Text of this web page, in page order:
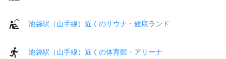
池袋駅（山手線）近くのサウナ・健康ランド
池袋駅（山手線）近くの体育館・アリーナ